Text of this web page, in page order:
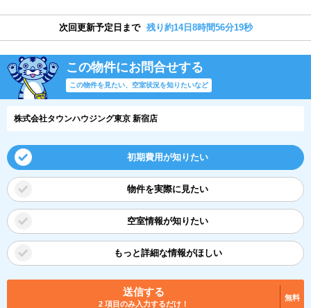
次回更新予定日まで 残り約14日8時間56分18秒
この物件にお問合せする
この物件を見たい、空室状況を知りたいなど
株式会社タウンハウジング東京 新宿店
初期費用が知りたい
物件を実際に見たい
空室情報が知りたい
もっと詳細な情報がほしい
送信する
2 項目のみ入力するだけ！
無料